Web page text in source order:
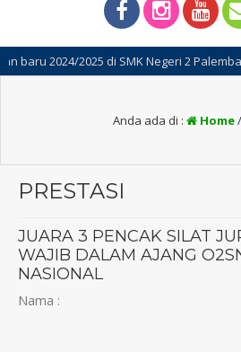
Negeri 2 Palembang diawali
Anda ada di : Home/
PRESTASI
JUARA 3 PENCAK SILAT
WAJIB DALAM AJANG
NASIONAL
Nama :